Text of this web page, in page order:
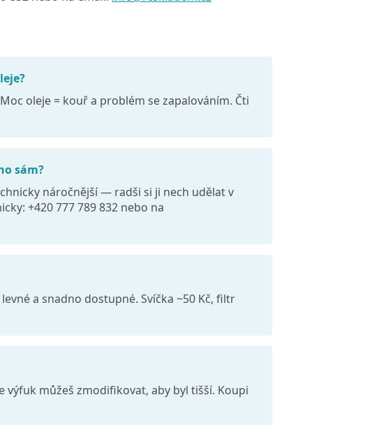
oleje = kouř a problém se zapalováním. Čti
sám?
náročnější — radši si ji nech udělat v
+420 777 789 832 nebo na
a snadno dostupné. Svíčka ~50 Kč, filtr
můžeš zmodifikovat, aby byl tišší. Koupi